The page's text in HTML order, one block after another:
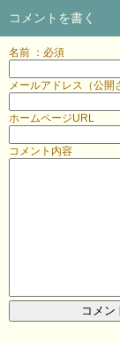
コメントを書く
名前 ：必須
メールアドレス（公開
ホームページURL
コメント内容